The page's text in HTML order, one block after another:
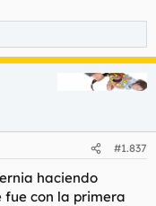
#1.837
haciendo
fue con la primera